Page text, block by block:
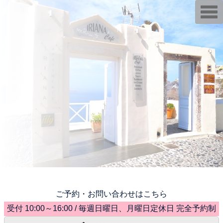
ご予約・お問い合わせはこちら
受付 10:00～16:00 / 毎週日曜日、月曜日定休日 完全予約制
T
o
g
g
e
n
v
i
g
a